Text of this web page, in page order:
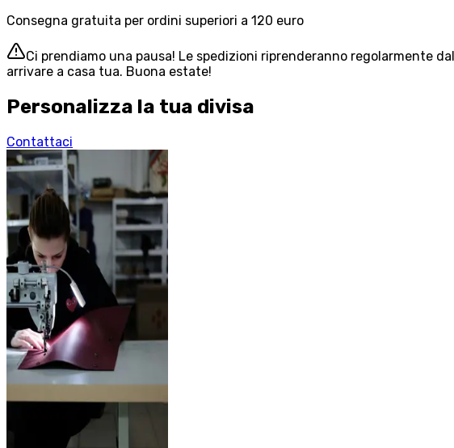
Consegna gratuita per ordini superiori a 120 euro
Ci prendiamo una pausa! Le spedizioni riprenderanno regolarmente
arrivare a casa tua. Buona estate!
Personalizza la tua divisa
Contattaci